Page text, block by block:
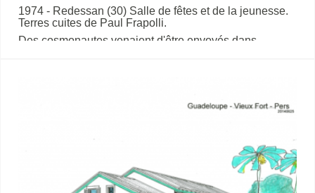
1974 - Redessan (30) Salle de fêtes et de la jeunesse.
Terres cuites de Paul Frapolli.
Des cosmonautes venaient d'être envoyés dans